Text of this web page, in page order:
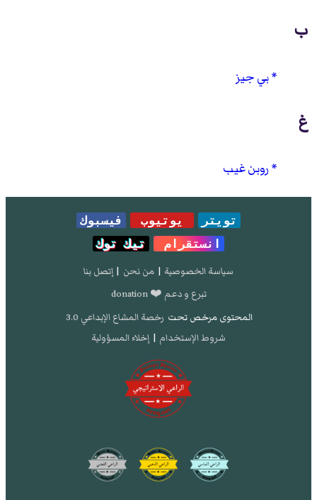
ب
بي جيز
غ
روبن غيب
تويتر يوتيوب
فيسبوك
انستقرام
تيك توك
سياسة الخصوصية | من نحن | إتصل بنا
تبرع و دعم ❤️ donation
المحتوى مرخص تحت رخصة المشاع الإبداعي 3.0
شروط الإستخدام | إخلاء المسؤولية